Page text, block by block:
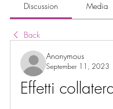
Discussion Media
Back
Anonymous
September 11, 2023
Effetti